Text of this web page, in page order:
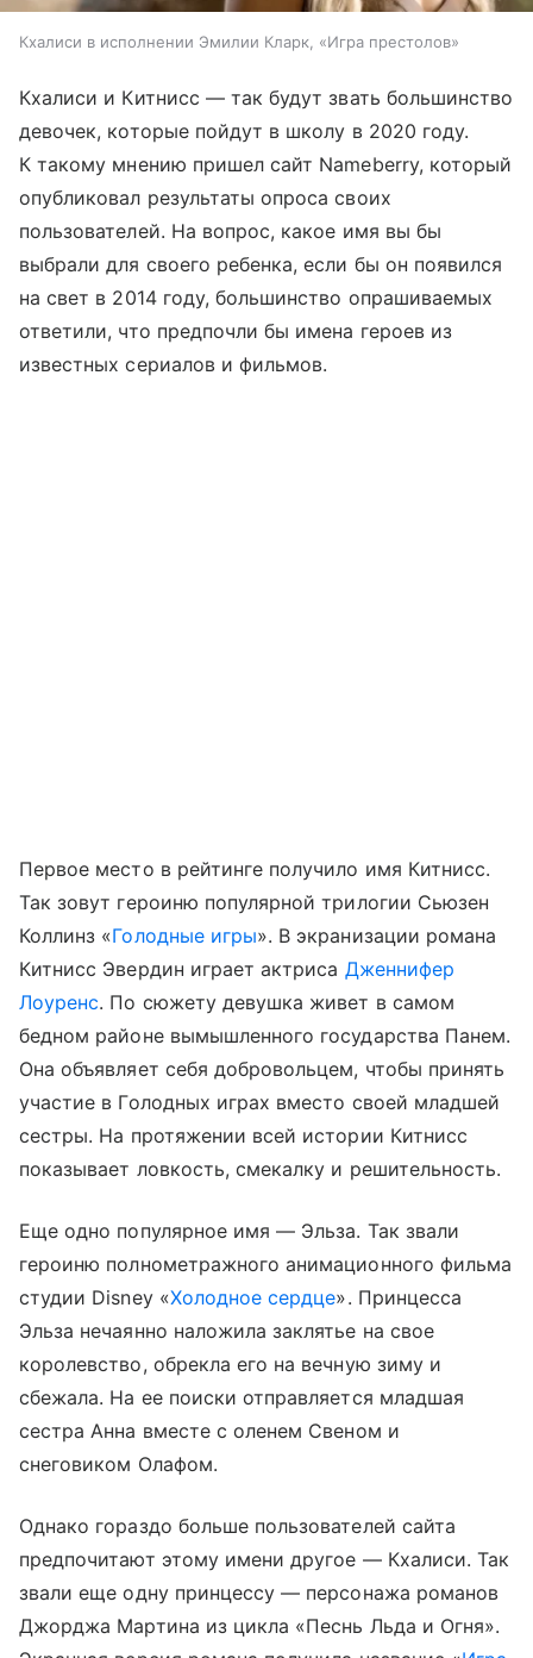
Кхалиси в исполнении Эмилии Кларк, «Игра престолов»
Кхалиси и Китнисс — так будут звать большинство
девочек, которые пойдут в школу в 2020 году.
К такому мнению пришел сайт Nameberry, который
опубликовал результаты опроса своих
пользователей. На вопрос, какое имя вы бы
выбрали для своего ребенка, если бы он появился
на свет в 2014 году, большинство опрашиваемых
ответили, что предпочли бы имена героев из
известных сериалов и фильмов.
Первое место в рейтинге получило имя Китнисс.
Так зовут героиню популярной трилогии Сьюзен
Коллинз «Голодные игры». В экранизации романа
Китнисс Эвердин играет актриса Дженнифер
Лоуренс. По сюжету девушка живет в самом
бедном районе вымышленного государства Панем.
Она объявляет себя добровольцем, чтобы принять
участие в Голодных играх вместо своей младшей
сестры. На протяжении всей истории Китнисс
показывает ловкость, смекалку и решительность.
Еще одно популярное имя — Эльза. Так звали
героиню полнометражного анимационного фильма
студии Disney «Холодное сердце». Принцесса
Эльза нечаянно наложила заклятье на свое
королевство, обрекла его на вечную зиму и
сбежала. На ее поиски отправляется младшая
сестра Анна вместе с оленем Свеном и
снеговиком Олафом.
Однако гораздо больше пользователей сайта
предпочитают этому имени другое — Кхалиси. Так
звали еще одну принцессу — персонажа романов
Джорджа Мартина из цикла «Песнь Льда и Огня».